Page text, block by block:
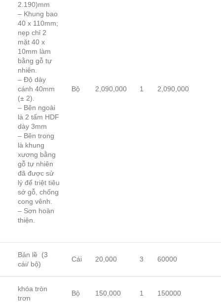
2.190)mm
– Khung bao
40 x 110mm;
nẹp chỉ 2
mặt 40 x
10mm làm
bằng gỗ tự
nhiên.
– Độ dày
cánh 40mm
(± 2).
– Bên ngoài
là 2 tấm HDF
dày 3mm
– Bên trong
là khung
xương bằng
gỗ tự nhiên
đã được sử
lý để triệt tiêu
sớ gỗ, chống
cong vênh.
– Sơn hoàn
thiện.
Bộ 2,090,000 1 2,090,000
Bản lề (3
cái/ bộ)
Cái 20,000 3 60000
khóa tròn
trơn
Bộ 150,000 1 150000